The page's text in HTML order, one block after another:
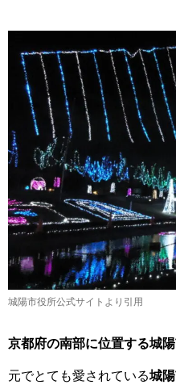
城陽市役所公式サイトより引用
京都府の南部に位置する城
元でとても愛されている城